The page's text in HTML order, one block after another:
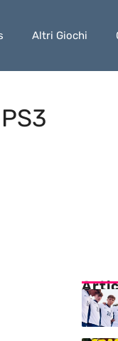
Altri Giochi